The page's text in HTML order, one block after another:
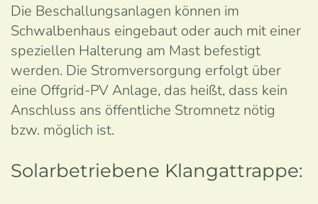
Die Beschallungsanlagen können im
Schwalbenhaus eingebaut oder auch mit einer
speziellen Halterung am Mast befestigt
werden. Die Stromversorgung erfolgt über
eine Offgrid-PV Anlage, das heißt, dass kein
Anschluss ans öffentliche Stromnetz nötig
bzw. möglich ist.
Solarbetriebene Klangattrappe: